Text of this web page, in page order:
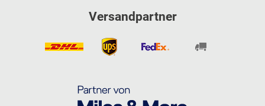
Versandpartner